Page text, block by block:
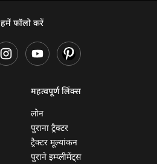
हमें फॉलो करें
महत्वपूर्ण लिंक्स
लोन
पुराना ट्रैक्टर
ट्रैक्टर मूल्यांकन
पुराने इम्प्लीमेंट्स